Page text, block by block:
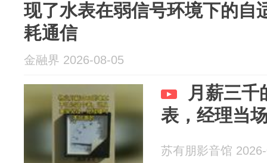
现了水表在弱信号环境下的自
耗通信
金融界 2026-08-05
月薪三千
表，经理当
苏有朋影音馆